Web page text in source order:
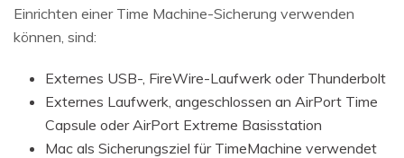
Einrichten einer Time Machine-Sicherung verwenden
können, sind:
Externes USB-, FireWire-Laufwerk oder Thunderbolt
Externes Laufwerk, angeschlossen an AirPort Time
Capsule oder AirPort Extreme Basisstation
Mac als Sicherungsziel für TimeMachine verwendet